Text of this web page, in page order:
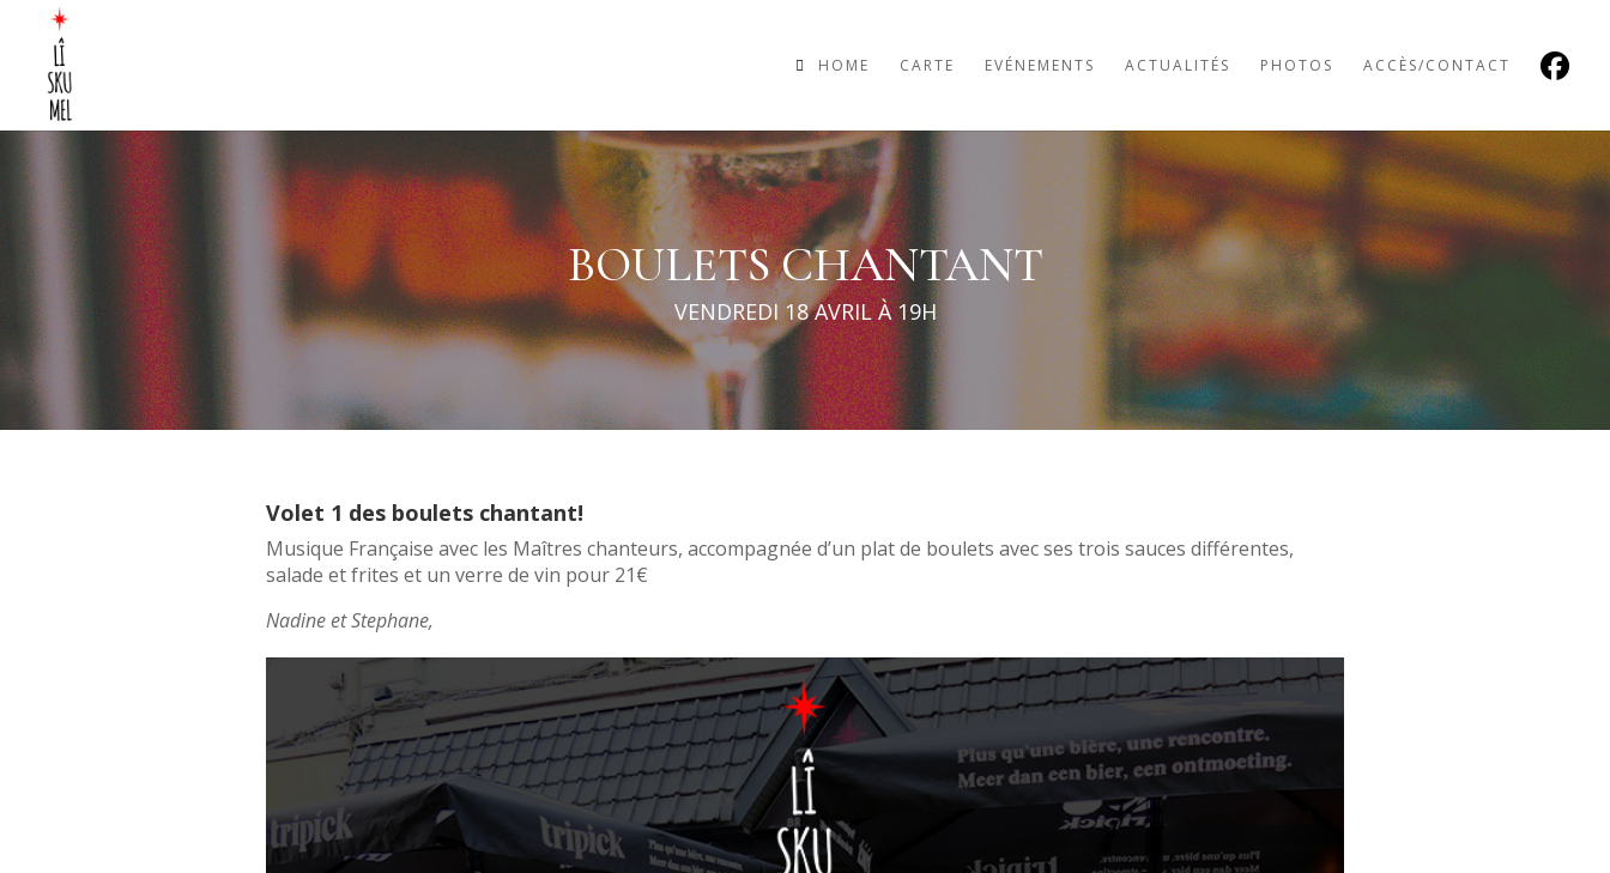
HOME CARTE EVÉNEMENTS ACTUALITÉS PHOTOS ACCÈS/CONTACT
BOULETS CHANTANT
VENDREDI 18 AVRIL À 19H
Volet 1 des boulets chantant!
Musique Française avec les Maîtres chanteurs, accompagnée d’un plat de boulets avec ses trois sauces différentes,
salade et frites et un verre de vin pour 21€
Nadine et Stephane,